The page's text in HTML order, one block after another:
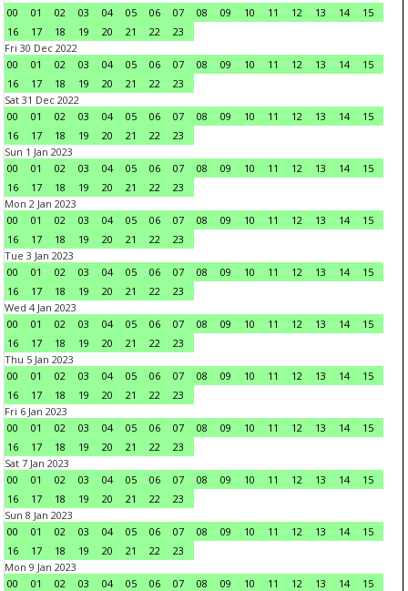
00
01 02 03 04 05 06 07 08 09 10 11 12 13 14
15
16
17 18 19 20 21 22
23
Fri 30 Dec 2022
00
01 02 03 04 05 06 07 08 09 10 11 12 13 14
15
16
17 18 19 20 21 22
23
Sat 31 Dec 2022
00
01 02 03 04 05 06 07 08 09 10 11 12 13 14
15
16
17 18 19 20 21 22
23
Sun 1 Jan 2023
00
01 02 03 04 05 06 07 08 09 10 11 12 13 14
15
16
17 18 19 20 21 22
23
Mon 2 Jan 2023
00
01 02 03 04 05 06 07 08 09 10 11 12 13 14
15
16
17 18 19 20 21 22
23
Tue 3 Jan 2023
00
01 02 03 04 05 06 07 08 09 10 11 12 13 14
15
16
17 18 19 20 21 22
23
Wed 4 Jan 2023
00
01 02 03 04 05 06 07 08 09 10 11 12 13 14
15
16
17 18 19 20 21 22
23
Thu 5 Jan 2023
00
01 02 03 04 05 06 07 08 09 10 11 12 13 14
15
16
17 18 19 20 21 22
23
Fri 6 Jan 2023
00
01 02 03 04 05 06 07 08 09 10 11 12 13 14
15
16
17 18 19 20 21 22
23
Sat 7 Jan 2023
00
01 02 03 04 05 06 07 08 09 10 11 12 13 14
15
16
17 18 19 20 21 22
23
Sun 8 Jan 2023
00
01 02 03 04 05 06 07 08 09 10 11 12 13 14
15
16
17 18 19 20 21 22
23
Mon 9 Jan 2023
00
01 02 03 04 05 06 07 08 09 10 11 12 13 14 15